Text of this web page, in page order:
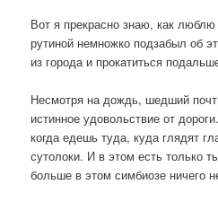
Вот я прекрасно знаю, как
рутиной немножко подзабыл об
из города и прокатиться
Несмотря на дождь, шедший
истинное удовольствие от
когда едешь туда, куда глядят
сутолоки. И в этом есть только
больше в этом симбиозе ничего